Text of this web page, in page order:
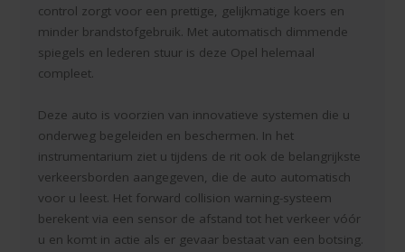
control zorgt voor een prettige, gelijkmatige koers en
minder brandstofgebruik. Met automatisch dimmende
spiegels en lederen stuur is deze Opel helemaal
compleet.
Deze auto is voorzien van innovatieve systemen die u
onderweg begeleiden en beschermen. In het
instrumentarium ziet u tijdens de rit ook de belangrijkste
verkeersborden aangegeven, die de auto automatisch
voor u leest. Het forward collision warning-systeem
berekent via een sensor de afstand tot het verkeer vóór
u en komt in actie als er gevaar bestaat van een botsing.